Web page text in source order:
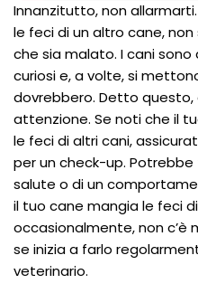
Innanzitutto, non
le feci di un altro cane,
che sia malato. I cani
curiosi e, a volte, si
dovrebbero. Detto questo,
attenzione. Se noti che il
le feci di altri cani,
per un check-up.
salute o di un
il tuo cane mangia le feci
occasionalmente, non c’è
se inizia a farlo
veterinario.